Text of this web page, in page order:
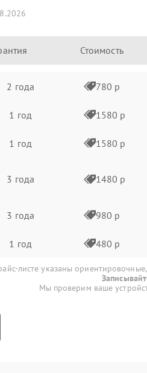
Стоимость
2 года 780 р
1 год 1580 р
1 год 1580 р
3 года 1480 р
3 года 980 р
1 год 480 р
листе указаны ориентировочные,
Мы проверим ваше